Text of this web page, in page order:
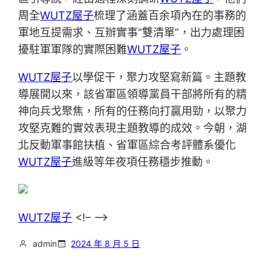
周全WUTZ屋子梳理了涵蓋百余項內在的事務的
軍地互提需求、互辦實事“雙清單”，出力處理困
擾駐軍軍隊的實際困難WUTZ屋子 。
WUTZ屋子以學促干，聚力攻堅寫新篇。主題教
導展開以來，該省軍區領導黨員干部將所有的精
神向兵戈聚焦，所有的任務向打贏用勁，以聚力
攻堅克難的實效表現主題教導的成效。今朝，湖
北反動軍事館扶植、省軍區綜合考評體系優化
WUTZ屋子進級等年夜項任務穩步推動。
WUTZ屋子 <!– –>
admin 2024 年 8 月 5 日